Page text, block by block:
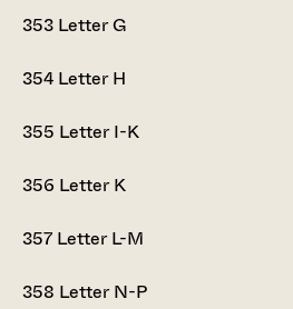
353 Letter G
354 Letter H
355 Letter I-K
356 Letter K
357 Letter L-M
358 Letter N-P